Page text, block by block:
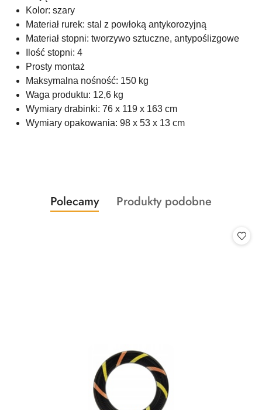
Kolor: szary
Materiał rurek: stal z powłoką antykorozyjną
Materiał stopni: tworzywo sztuczne, antypoślizgowe
Ilość stopni: 4
Prosty montaż
Maksymalna nośność: 150 kg
Waga produktu: 12,6 kg
Wymiary drabinki: 76 x 119 x 163 cm
Wymiary opakowania: 98 x 53 x 13 cm
Pomiń karuzelę produktów
Produkty
o
Polecamy
Produkty
Produkty podobne